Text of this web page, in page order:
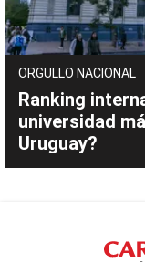
ORGULLO NACIONAL
Ranking
universidad
Uruguay?